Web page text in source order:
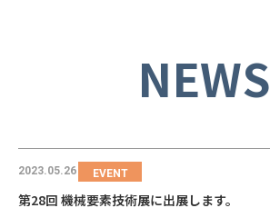
NEWS
2023.05.26 EVENT
第28回 機械要素技術展に出展します。